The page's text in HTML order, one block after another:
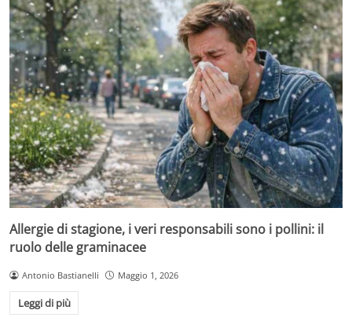
Allergie di stagione, i veri responsabili sono i pollini: il
ruolo delle graminacee
Antonio Bastianelli Maggio 1, 2026
Leggi di più